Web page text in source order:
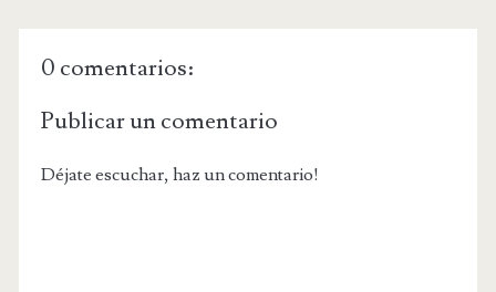
0 comentarios:
Publicar un comentario
Déjate escuchar, haz un comentario!